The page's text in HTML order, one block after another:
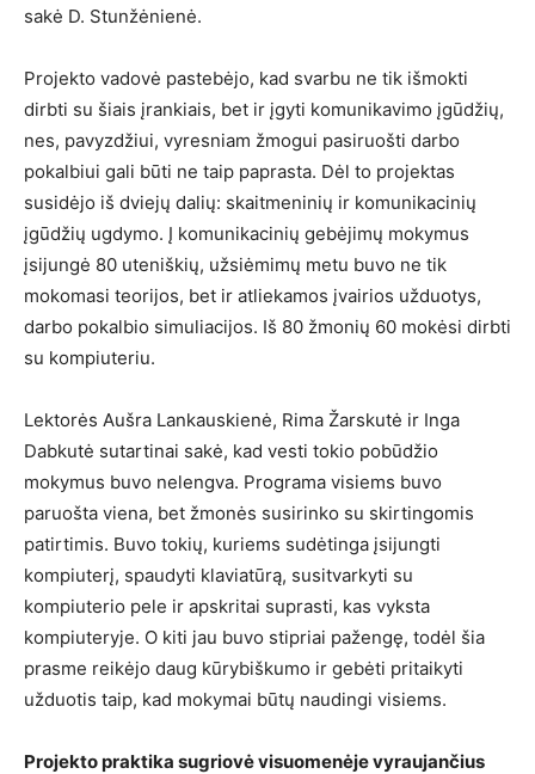
sakė D. Stunžėnienė.
Projekto vadovė pastebėjo, kad svarbu ne tik išmokti
dirbti su šiais įrankiais, bet ir įgyti komunikavimo įgūdžių,
nes, pavyzdžiui, vyresniam žmogui pasiruošti darbo
pokalbiui gali būti ne taip paprasta. Dėl to projektas
susidėjo iš dviejų dalių: skaitmeninių ir komunikacinių
įgūdžių ugdymo. Į komunikacinių gebėjimų mokymus
įsijungė 80 uteniškių, užsiėmimų metu buvo ne tik
mokomasi teorijos, bet ir atliekamos įvairios užduotys,
darbo pokalbio simuliacijos. Iš 80 žmonių 60 mokėsi dirbti
su kompiuteriu.
Lektorės Aušra Lankauskienė, Rima Žarskutė ir Inga
Dabkutė sutartinai sakė, kad vesti tokio pobūdžio
mokymus buvo nelengva. Programa visiems buvo
paruošta viena, bet žmonės susirinko su skirtingomis
patirtimis. Buvo tokių, kuriems sudėtinga įsijungti
kompiuterį, spaudyti klaviatūrą, susitvarkyti su
kompiuterio pele ir apskritai suprasti, kas vyksta
kompiuteryje. O kiti jau buvo stipriai pažengę, todėl šia
prasme reikėjo daug kūrybiškumo ir gebėti pritaikyti
užduotis taip, kad mokymai būtų naudingi visiems.
Projekto praktika sugriovė visuomenėje vyraujančius